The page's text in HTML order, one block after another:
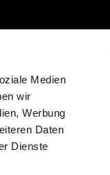
Medien
wir
Werbung
Daten
Dienste
Preisänderungen
Dekore
PIAGGIO &
von den hier